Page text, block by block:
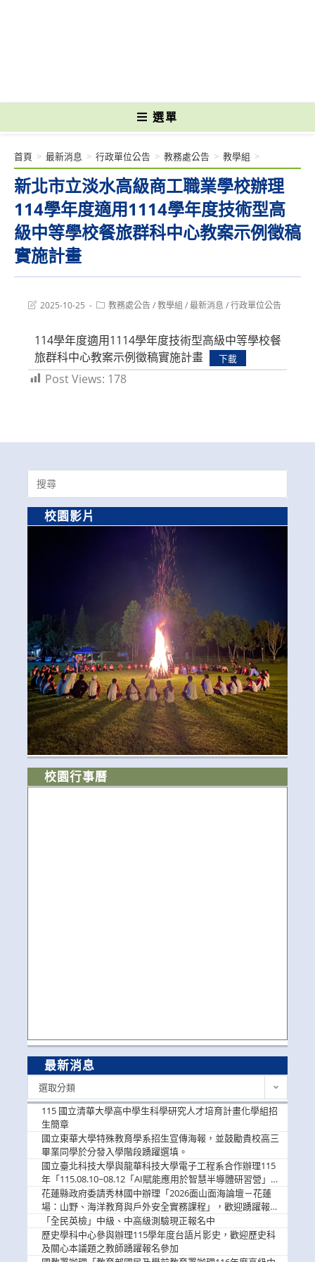
選單
新北市立淡水高級商工職業學校辦理
114學年度適用1114學年度技術型高
級中等學校餐旅群科中心教案示例徵稿
實施計畫
首頁 > 最新消息 > 行政單位公告 > 教務處公告 > 教學組 >
Post2025-10-25
Post教務處公告/教學組 /最新消息 /行政單位公告
114學年度適用1114學年度技術型高級中等學校餐
旅群科中心教案示例徵稿實施計畫
下載
Post Views: 178
Search
for:
校園影片
校園行事曆
最新消息
選取分類
115 國立清華大學高中學生科學研究人才培育計畫化學組招
生簡章
國立東華大學特殊教育學系招生宣傳海報，並鼓勵貴校高三
畢業同學於分發入學階段踴躍選填。
國立臺北科技大學與龍華科技大學電子工程系合作辦理115
年「115.08.10~08.12「AI賦能應用於智慧半導體研習營」，
歡迎學生踴躍報名參加
花蓮縣政府委請秀林國中辦理「2026面山面海論壇－花蓮
場：山野、海洋教育與戶外安全實務課程」，歡迎踴躍報名
參加
「全民英檢」中級、中高級測驗現正報名中
歷史學科中心參與辦理115學年度台語片影史，歡迎歷史科
及關心本議題之教師踴躍報名參加